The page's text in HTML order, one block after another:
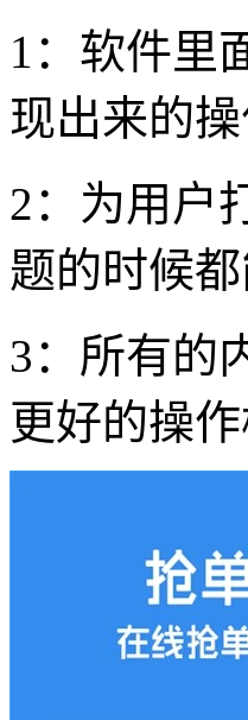
1：软件里
现出来的
2：为用户
题的时候
3：所有的
更好的操作